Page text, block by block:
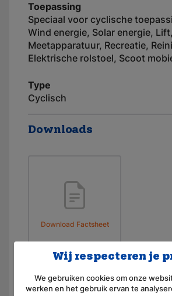
Toepassing
Speciaal voor cyclische
Wind energie, Solar energie, Lift,
Meetapparatuur, Recreatie,
Elektrische rolstoel, Scoot
Type
Cyclisch
Downloads
Download Factsheet
Specificaties
Wij respecteren je
We gebruiken cookies om onze
werken en het gebruik ervan te